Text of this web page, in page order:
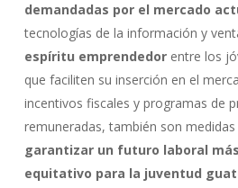
demandadas por el mercado
tecnologías de la información y
espíritu emprendedorentre los
que faciliten su inserción en el
incentivos fiscales y programas de
remuneradas, también son medidas
garantizar un futuro laboral
equitativo para la juventud